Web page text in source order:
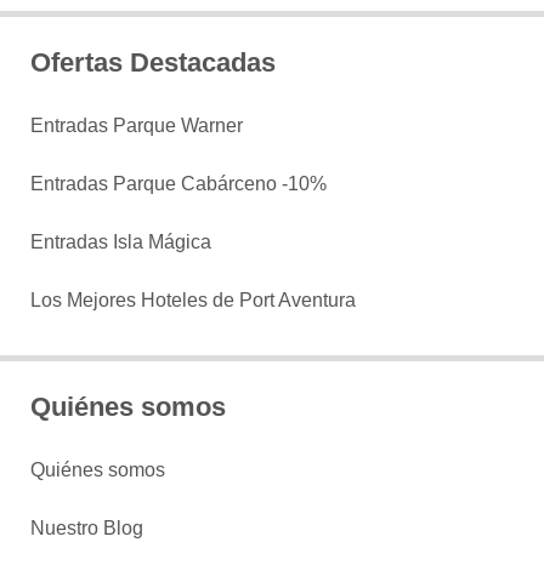
Ofertas Destacadas
Entradas Parque Warner
Entradas Parque Cabárceno -10%
Entradas Isla Mágica
Los Mejores Hoteles de Port Aventura
Quiénes somos
Quiénes somos
Nuestro Blog